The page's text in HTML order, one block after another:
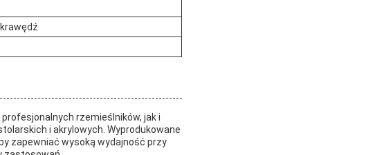
rzemieślników, jak i
i akrylowych. Wyprodukowane
zapewniać wysoką wydajność przy